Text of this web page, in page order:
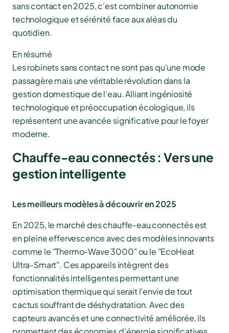
sans contact en 2025, c'est combiner autonomie
technologique et sérénité face aux aléas du
quotidien.
En résumé
Les robinets sans contact ne sont pas qu'une mode
passagère mais une véritable révolution dans la
gestion domestique de l'eau. Alliant ingéniosité
technologique et préoccupation écologique, ils
représentent une avancée significative pour le foyer
moderne.
Chauffe-eau connectés : Vers une
gestion intelligente
Les meilleurs modèles à découvrir en 2025
En 2025, le marché des chauffe-eau connectés est
en pleine effervescence avec des modèles innovants
comme le "Thermo-Wave 3000" ou le "EcoHeat
Ultra-Smart". Ces appareils intègrent des
fonctionnalités intelligentes permettant une
optimisation thermique qui serait l'envie de tout
cactus souffrant de déshydratation. Avec des
capteurs avancés et une connectivité améliorée, ils